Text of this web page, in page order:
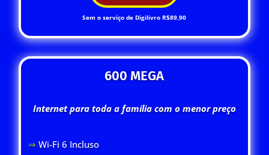
Sem o serviço de Digilivro R$89,90
600 MEGA
Internet para toda a família com o menor preço
⇒ Wi-Fi 6 Incluso